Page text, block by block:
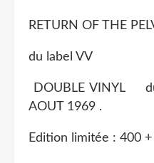
RETURN OF THE
du label VV
DOUBLE VINYL
AOUT 1969 .
Edition limitée : 400 +